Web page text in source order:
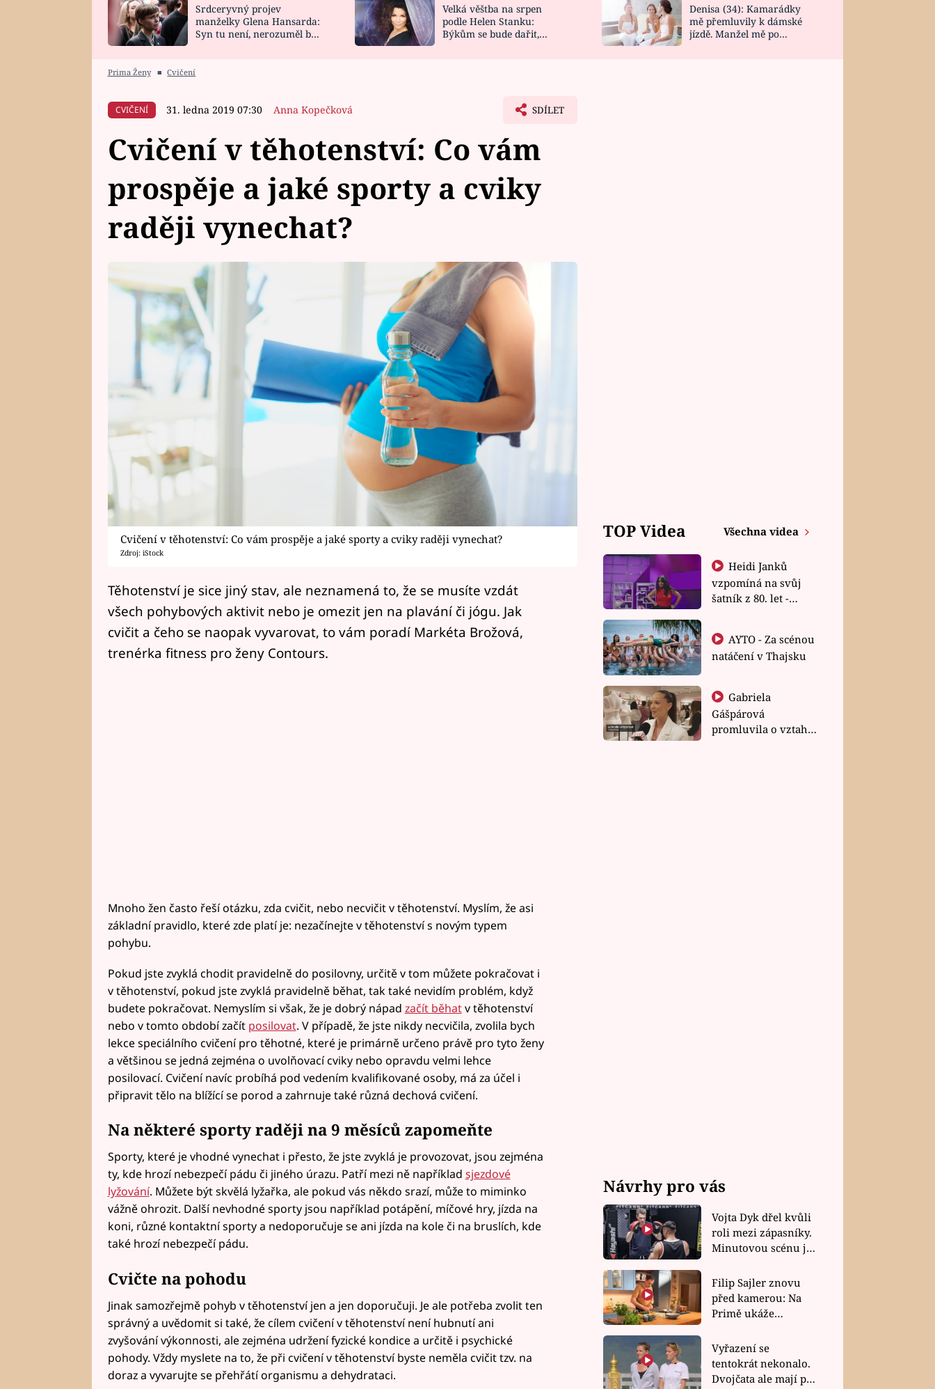
HOROSKOP NA
CELEBRITY
VAŘENÍ
NOVINKY
VIDEORECEPTY
DESIGN
Srdceryvný projev
manželky Glena Hansarda:
Syn tu není, nerozuměl by
Velká věštba na srpen
podle Helen Stanku:
Býkům se bude dařit,
Denisa (34): Kamarádky
mě přemluvily k dámské
jízdě. Manžel mě po
Prima Ženy ■ Cvičení
CVIČENÍ 31. ledna 2019 07:30 Anna Kopečková SDÍLET
Cvičení v těhotenství: Co vám
prospěje a jaké sporty a cviky
raději vynechat?
Cvičení v těhotenství: Co vám prospěje a jaké sporty a cviky raději vynechat?
Zdroj: iStock
Těhotenství je sice jiný stav, ale neznamená to, že se musíte vzdát
všech pohybových aktivit nebo je omezit jen na plavání či jógu. Jak
cvičit a čeho se naopak vyvarovat, to vám poradí Markéta Brožová,
trenérka fitness pro ženy Contours.
Mnoho žen často řeší otázku, zda cvičit, nebo necvičit v těhotenství. Myslím, že asi
základní pravidlo, které zde platí je: nezačínejte v těhotenství s novým typem
pohybu.
Pokud jste zvyklá chodit pravidelně do posilovny, určitě v tom můžete pokračovat i
v těhotenství, pokud jste zvyklá pravidelně běhat, tak také nevidím problém, když
budete pokračovat. Nemyslím si však, že je dobrý nápad začít běhatv těhotenství
nebo v tomto období začít posilovat. V případě, že jste nikdy necvičila, zvolila bych
lekce speciálního cvičení pro těhotné, které je primárně určeno právě pro tyto ženy
a většinou se jedná zejména o uvolňovací cviky nebo opravdu velmi lehce
posilovací. Cvičení navíc probíhá pod vedením kvalifikované osoby, má za účel i
připravit tělo na blížící se porod a zahrnuje také různá dechová cvičení.
Na některé sporty raději na 9 měsíců zapomeňte
Sporty, které je vhodné vynechat i přesto, že jste zvyklá je provozovat, jsou zejména
ty, kde hrozí nebezpečí pádu či jiného úrazu. Patří mezi ně například sjezdové
lyžování. Můžete být skvělá lyžařka, ale pokud vás někdo srazí, může to miminko
vážně ohrozit. Další nevhodné sporty jsou například potápění, míčové hry, jízda na
koni, různé kontaktní sporty a nedoporučuje se ani jízda na kole či na bruslích, kde
také hrozí nebezpečí pádu.
Cvičte na pohodu
Jinak samozřejmě pohyb v těhotenství jen a jen doporučuji. Je ale potřeba zvolit ten
správný a uvědomit si také, že cílem cvičení v těhotenství není hubnutí ani
zvyšování výkonnosti, ale zejména udržení fyzické kondice a určitě i psychické
pohody. Vždy myslete na to, že při cvičení v těhotenství byste neměla cvičit tzv. na
doraz a vyvarujte se přehřátí organismu a dehydrataci.
TOP Videa Všechna videa
Heidi Janků
vzpomíná na svůj
šatník z 80. let -
natáčení v Thajsku
Gabriela
Gášpárová
promluvila o vztahu
Návrhy pro vás
Vojta Dyk dřel kvůli
roli mezi zápasníky.
Minutovou scénu jel
Filip Sajler znovu
před kamerou: Na
Primě ukáže
rychlé recepty
Vyřazení se
tentokrát nekonalo.
Dvojčata ale mají po